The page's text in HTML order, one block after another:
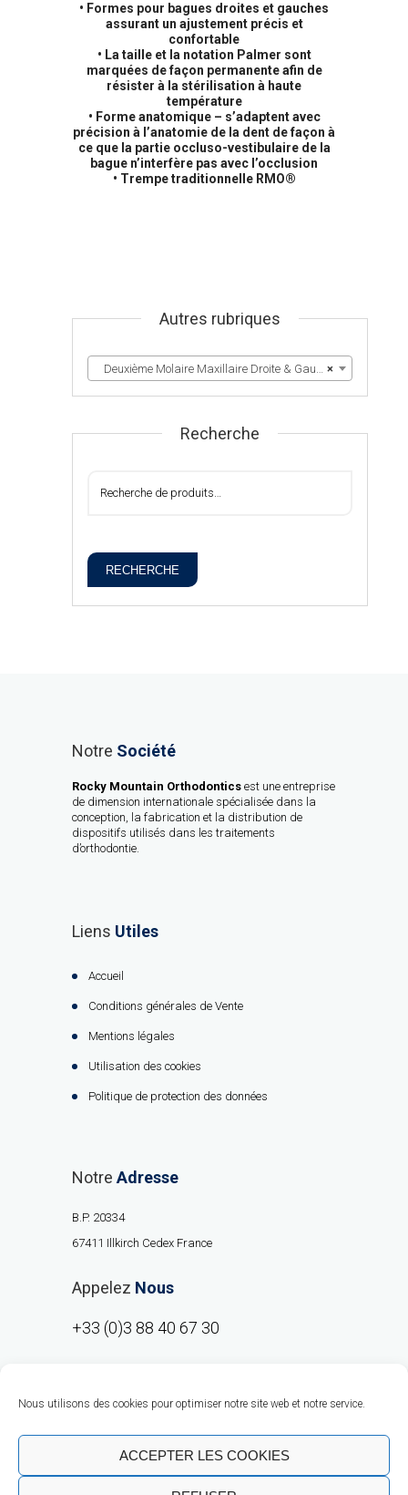
Nous utilisons des cookies pour optimiser notre site web et notre service.
ACCEPTER LES COOKIES
• Formes pour bagues droites et gauches
assurant un ajustement précis et
confortable
• La taille et la notation Palmer sont
marquées de façon permanente afin de
résister à la stérilisation à haute
température
• Forme anatomique – s’adaptent avec
précision à l’anatomie de la dent de façon à
ce que la partie occluso-vestibulaire de la
bague n’interfère pas avec l’occlusion
• Trempe traditionnelle RMO®
Autres rubriques
×
Deuxième Molaire Maxillaire Droite & Gauche
Recherche
RECHERCHE
Notre Société
Rocky Mountain Orthodontics est une entreprise
de dimension internationale spécialisée dans la
conception, la fabrication et la distribution de
dispositifs utilisés dans les traitements
d’orthodontie.
Liens Utiles
Accueil
Conditions générales de Vente
Mentions légales
Utilisation des cookies
Politique de protection des données
Notre Adresse
B.P. 20334
67411 Illkirch Cedex France
Appelez Nous
+33 (0)3 88 40 67 30